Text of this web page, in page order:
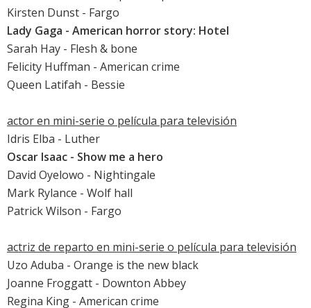
Kirsten Dunst - Fargo
Lady Gaga - American horror story: Hotel
Sarah Hay - Flesh & bone
Felicity Huffman - American crime
Queen Latifah - Bessie
actor en mini-serie o película para televisión
Idris Elba - Luther
Oscar Isaac - Show me a hero
David Oyelowo - Nightingale
Mark Rylance - Wolf hall
Patrick Wilson - Fargo
actriz de reparto en mini-serie o película para televisión
Uzo Aduba - Orange is the new black
Joanne Froggatt - Downton Abbey
Regina King - American crime